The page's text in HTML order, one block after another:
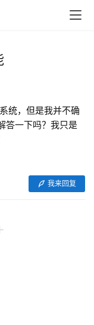
统，但是我并不确
答一下吗？我只是
我来回复